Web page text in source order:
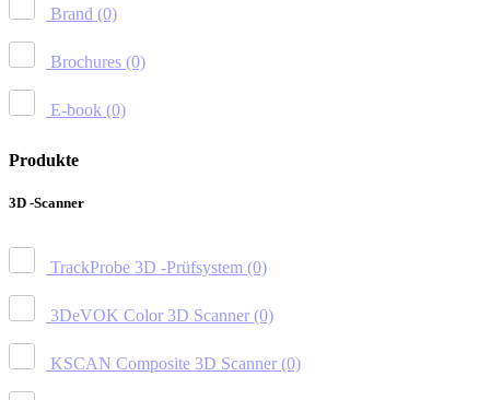
Brand (0)
Brochures (0)
E-book (0)
Produkte
3D -Scanner
TrackProbe 3D -Prüfsystem (0)
3DeVOK Color 3D Scanner (0)
KSCAN Composite 3D Scanner (0)